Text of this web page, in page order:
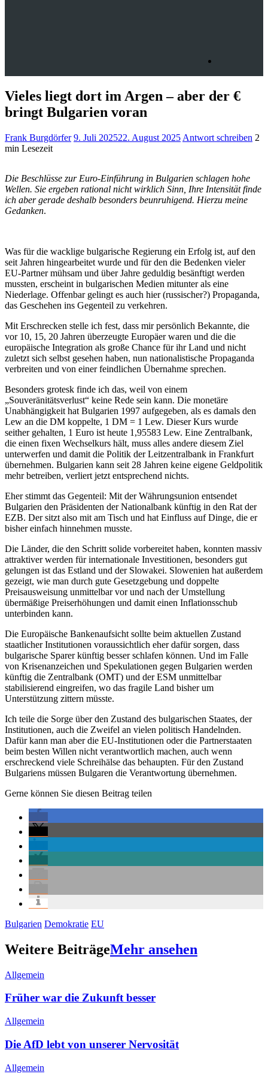
Vieles liegt dort im Argen – aber der €
bringt Bulgarien voran
Frank Burgdörfer 9. Juli 202522. August 2025 Antwort schreiben 2
min Lesezeit
Die Beschlüsse zur Euro-Einführung in Bulgarien schlagen hohe
Wellen. Sie ergeben rational nicht wirklich Sinn, Ihre Intensität finde
ich aber gerade deshalb besonders beunruhigend. Hierzu meine
Gedanken.
Was für die wacklige bulgarische Regierung ein Erfolg ist, auf den
seit Jahren hingearbeitet wurde und für den die Bedenken vieler
EU-Partner mühsam und über Jahre geduldig besänftigt werden
mussten, erscheint in bulgarischen Medien mitunter als eine
Niederlage. Offenbar gelingt es auch hier (russischer?) Propaganda,
das Geschehen ins Gegenteil zu verkehren.
Mit Erschrecken stelle ich fest, dass mir persönlich Bekannte, die
vor 10, 15, 20 Jahren überzeugte Europäer waren und die die
europäische Integration als große Chance für ihr Land und nicht
zuletzt sich selbst gesehen haben, nun nationalistische Propaganda
verbreiten und von einer feindlichen Übernahme sprechen.
Besonders grotesk finde ich das, weil von einem
„Souveränitätsverlust“ keine Rede sein kann. Die monetäre
Unabhängigkeit hat Bulgarien 1997 aufgegeben, als es damals den
Lew an die DM koppelte, 1 DM = 1 Lew. Dieser Kurs wurde
seither gehalten, 1 Euro ist heute 1,95583 Lew. Eine Zentralbank,
die einen fixen Wechselkurs hält, muss alles andere diesem Ziel
unterwerfen und damit die Politik der Leitzentralbank in Frankfurt
übernehmen. Bulgarien kann seit 28 Jahren keine eigene Geldpolitik
mehr betreiben, verliert jetzt entsprechend nichts.
Eher stimmt das Gegenteil: Mit der Währungsunion entsendet
Bulgarien den Präsidenten der Nationalbank künftig in den Rat der
EZB. Der sitzt also mit am Tisch und hat Einfluss auf Dinge, die er
bisher einfach hinnehmen musste.
Die Länder, die den Schritt solide vorbereitet haben, konnten massiv
attraktiver werden für internationale Investitionen, besonders gut
gelungen ist das Estland und der Slowakei. Slowenien hat außerdem
gezeigt, wie man durch gute Gesetzgebung und doppelte
Preisausweisung unmittelbar vor und nach der Umstellung
übermäßige Preiserhöhungen und damit einen Inflationsschub
unterbinden kann.
Die Europäische Bankenaufsicht sollte beim aktuellen Zustand
staatlicher Institutionen voraussichtlich eher dafür sorgen, dass
bulgarische Sparer künftig besser schlafen können. Und im Falle
von Krisenanzeichen und Spekulationen gegen Bulgarien werden
künftig die Zentralbank (OMT) und der ESM unmittelbar
stabilisierend eingreifen, wo das fragile Land bisher um
Unterstützung zittern müsste.
Ich teile die Sorge über den Zustand des bulgarischen Staates, der
Institutionen, auch die Zweifel an vielen politisch Handelnden.
Dafür kann man aber die EU-Institutionen oder die Partnerstaaten
beim besten Willen nicht verantwortlich machen, auch wenn
erschreckend viele Schreihälse das behaupten. Für den Zustand
Bulgariens müssen Bulgaren die Verantwortung übernehmen.
Gerne können Sie diesen Beitrag teilen
Bulgarien Demokratie EU
Weitere BeiträgeMehr ansehen
Allgemein
Früher war die Zukunft besser
Allgemein
Die AfD lebt von unserer Nervosität
Allgemein